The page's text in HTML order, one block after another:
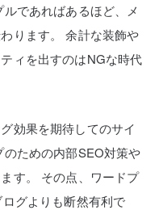
ルであればあるほど、メ
ります。
余計な装飾や
ィを出すのはNGな時代
効果を期待してのサイ
のための内部SEO対策や
す。
その点、ワードプ
グよりも断然有利で